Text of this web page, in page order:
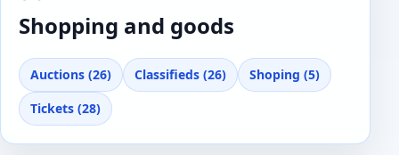
Shopping and goods
Auctions (26) Classifieds (26)
Shoping (5)
Tickets (28)